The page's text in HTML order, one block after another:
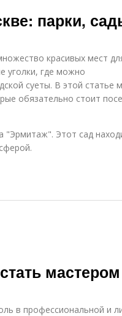
парки,
красивых мест
уголки, где можно
суеты. В этой статье
обязательно стоит
"Эрмитаж". Этот сад
мастером
в профессиональной и